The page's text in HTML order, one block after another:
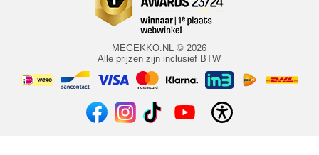
MEGEKKO.NL © 2026
Alle prijzen zijn inclusief BTW